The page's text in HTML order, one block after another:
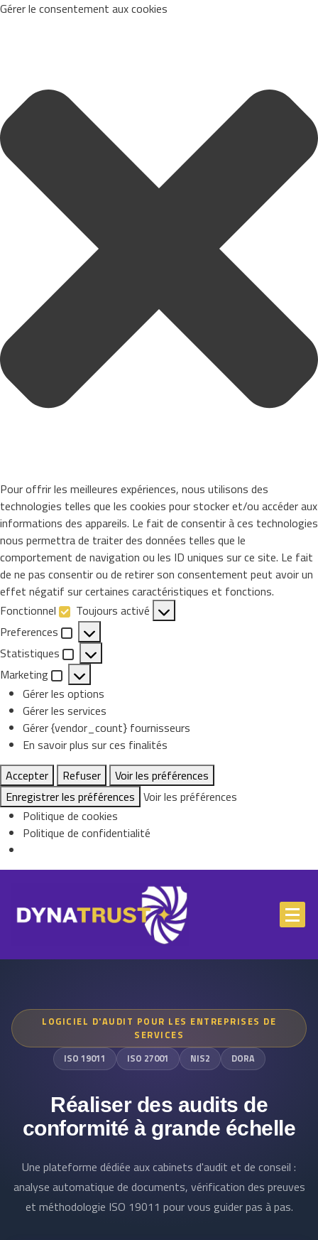
Gérer le consentement aux cookies
Pour offrir les meilleures expériences, nous utilisons des
technologies telles que les cookies pour stocker et/ou accéder aux
informations des appareils. Le fait de consentir à ces technologies
nous permettra de traiter des données telles que le
comportement de navigation ou les ID uniques sur ce site. Le fait
de ne pas consentir ou de retirer son consentement peut avoir un
effet négatif sur certaines caractéristiques et fonctions.
Fonctionnel
Fonctionnel
Toujours activé
Preferences
Preferences
Statistiques
Statistiques
Marketing
Marketing
Gérer les options
Gérer les services
Gérer {vendor_count} fournisseurs
En savoir plus sur ces finalités
Accepter
Refuser
Voir les préférences
Enregistrer les préférences Voir les préférences
Politique de cookies
Politique de confidentialité
content
LOGICIEL D'AUDIT POUR LES ENTREPRISES DE
SERVICES
ISO 19011 ISO 27001 NIS2 DORA
Réaliser des audits de
conformité à grande échelle
Une plateforme dédiée aux cabinets d'audit et de conseil :
analyse automatique de documents, vérification des preuves
et méthodologie ISO 19011 pour vous guider pas à pas.